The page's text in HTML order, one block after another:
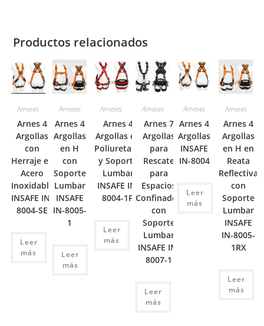
Productos relacionados
Arneses
Arnes 4
Argollas
con
Herraje en
Acero
Inoxidable
INSAFE IN-
8004-SE
Leer
más
Arneses
Arnes 4
Argollas
en H
con
Soporte
Lumbar
INSAFE
IN-8005-
1
Leer
más
Arneses
Arnes 4
Argollas en
Poliuretano
y Soporte
Lumbar
INSAFE IN-
8004-1P
Leer
más
Arneses
Arnes 7
Argollas
para
Rescate
para
Espacios
Confinados
con
Soporte
Lumbar
INSAFE IN-
8007-1
Leer
más
Arneses
Arnes 4
Argollas
INSAFE
IN-8004
Leer
más
Arneses
Arnes 4
Argollas
en H en
Reata
Reflectiva
con
Soporte
Lumbar
INSAFE
IN-8005-
1RX
Leer
más